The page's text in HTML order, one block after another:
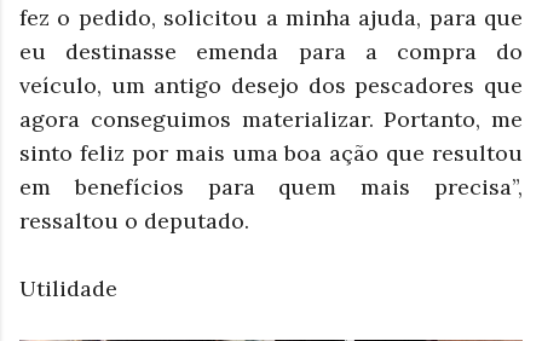
fez o pedido, solicitou a minha ajuda, para que
eu destinasse emenda para a compra do
veículo, um antigo desejo dos pescadores que
agora conseguimos materializar. Portanto, me
sinto feliz por mais uma boa ação que resultou
em benefícios para quem mais precisa”,
ressaltou o deputado.
Utilidade